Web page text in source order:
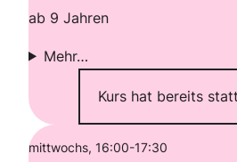
ab 9 Jahren
Mehr…
Kurs hat bereits
mittwochs, 16:00-17:30